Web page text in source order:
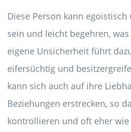
Diese Person kann
sein und leicht begehren,
eigene Unsicherheit führt
eifersüchtig und
kann sich auch auf ihre
Beziehungen erstrecken, so
kontrollieren und oft eher wie